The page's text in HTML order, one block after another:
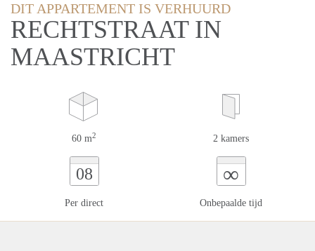
DIT APPARTEMENT IS VERHUURD
RECHTSTRAAT IN
MAASTRICHT
60 m2 2 kamers
08
Per direct
∞
Onbepaalde tijd